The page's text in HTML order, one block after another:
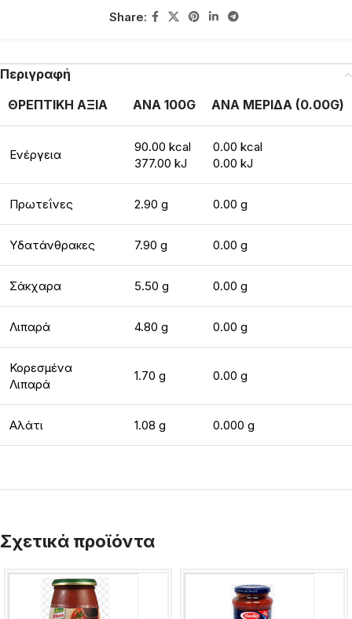
Share:
Περιγραφή
ΘΡΕΠΤΙΚΗ ΑΞΙΑ
ΑΝΑ 100G ΑΝΑ ΜΕΡΙΔΑ (0.00G)
Ενέργεια
90.00 kcal
377.00 kJ
0.00 kcal
0.00 kJ
Πρωτεΐνες 2.90 g 0.00 g
Υδατάνθρακες 7.90 g 0.00 g
Σάκχαρα 5.50 g 0.00 g
Λιπαρά 4.80 g 0.00 g
Κορεσμένα
Λιπαρά
1.70 g 0.00 g
Αλάτι 1.08 g 0.000 g
Σχετικά προϊόντα